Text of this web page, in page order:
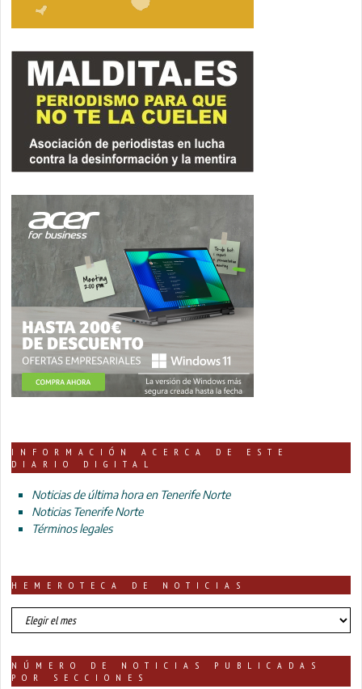
INFORMACIÓN ACERCA DE ESTE
DIARIO DIGITAL
Noticias de última hora en Tenerife Norte
Noticias Tenerife Norte
Términos legales
HEMEROTECA DE NOTICIAS
HEMEROTECA
DE
NÚMERO DE NOTICIAS PUBLICADAS
POR SECCIONES